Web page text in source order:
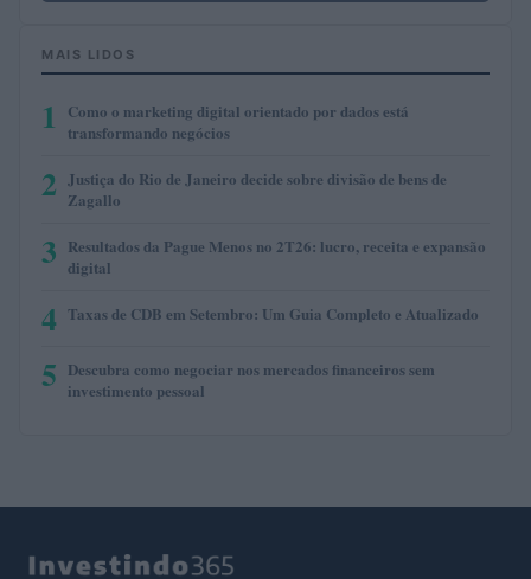
MAIS LIDOS
1
Como o marketing digital orientado por dados está
transformando negócios
2
Justiça do Rio de Janeiro decide sobre divisão de bens de
Zagallo
3 Resultados da Pague Menos no 2T26: lucro, receita e expansão
digital
4 Taxas de CDB em Setembro: Um Guia Completo e Atualizado
5 Descubra como negociar nos mercados financeiros sem
investimento pessoal